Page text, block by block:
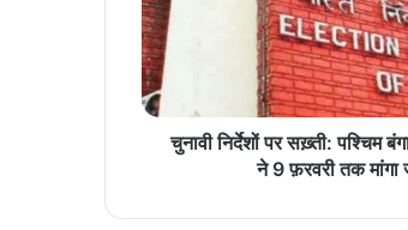
र्दे
शों
प
र
स
श्चि
चुनावी निर्देशों पर सख़्ती: पश्चिम
ने 9 फ़रवरी तक मांगा